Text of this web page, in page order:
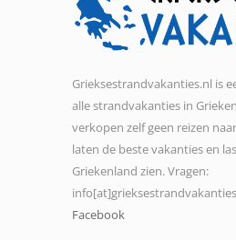
Grieksestrandvakanties.nl is
alle strandvakanties in
verkopen zelf geen reizen
laten de beste vakanties en
Griekenland zien. Vragen:
Facebook